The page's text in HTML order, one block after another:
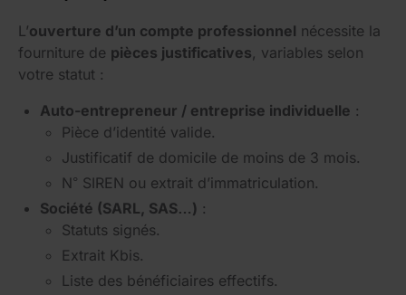
L’ouverture d’un compte professionnel nécessite la
fourniture de pièces justificatives, variables selon
votre statut :
Auto-entrepreneur / entreprise individuelle :
Pièce d’identité valide.
Justificatif de domicile de moins de 3 mois.
N° SIREN ou extrait d’immatriculation.
Société (SARL, SAS…) :
Statuts signés.
Extrait Kbis.
Liste des bénéficiaires effectifs.